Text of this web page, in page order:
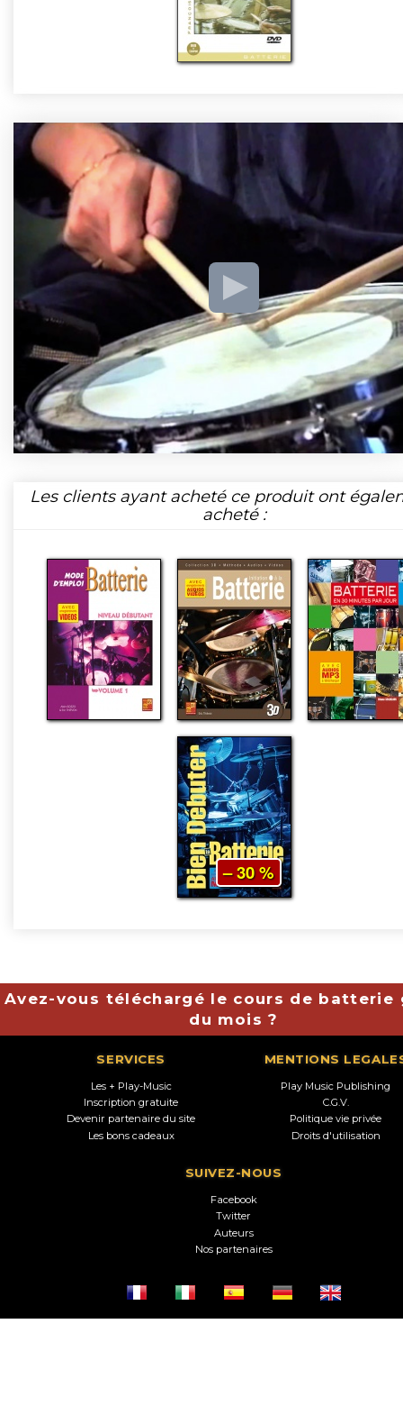
Les clients ayant acheté ce produit ont
acheté :
– 30 %
Avez-vous téléchargé le cours de batterie
du mois ?
SERVICES
Les + Play-Music
Inscription gratuite
Devenir partenaire du site
Les bons cadeaux
MENTIONS
Play Music Publishing
C.G.V.
Politique vie privée
Droits d'utilisation
SUIVEZ-NOUS
Facebook
Twitter
Auteurs
Nos partenaires